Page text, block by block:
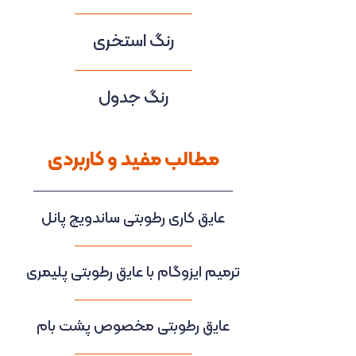
رنگ استخری
رنگ جدول
مطالب مفید و کاربردی
عایق کاری رطوبتی ساندویچ پانل
ترمیم ایزوگام با عایق رطوبتی پلیمری
عایق رطوبتی مخصوص پشت بام